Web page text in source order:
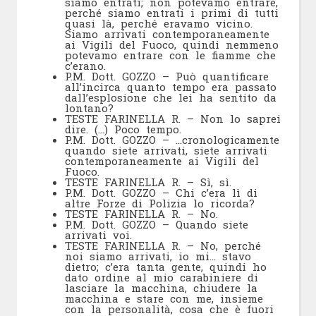
perché siamo entrati i primi di tutti
quasi là, perché eravamo vicino.
Siamo arrivati contemporaneamente
ai Vigili del Fuoco, quindi nemmeno
potevamo entrare con le fiamme che
c’erano.
P.M. Dott. GOZZO – Può quantificare
all’incirca quanto tempo era passato
dall’esplosione che lei ha sentito da
lontano?
TESTE FARINELLA R. – Non lo saprei
dire. (…) Poco tempo.
P.M. Dott. GOZZO – …cronologicamente
quando siete arrivati, siete arrivati
contemporaneamente ai Vigili del
Fuoco.
TESTE FARINELLA R. – Sì, sì.
P.M. Dott. GOZZO – Chi c’era lì di
altre Forze di Polizia lo ricorda?
TESTE FARINELLA R. – No.
P.M. Dott. GOZZO – Quando siete
arrivati voi.
TESTE FARINELLA R. – No, perché
noi siamo arrivati, io mi… stavo
dietro; c’era tanta gente, quindi ho
dato ordine al mio carabiniere di
lasciare la macchina, chiudere la
macchina e stare con me, insieme
con la personalità, cosa che è fuori